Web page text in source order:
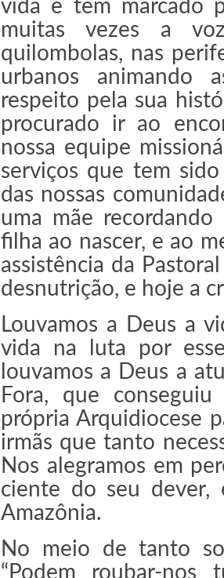
vida e tem marcado
muitas vezes a
quilombolas, nas
urbanos animando
respeito pela sua
procurado ir ao
nossa equipe
serviços que tem
das nossas
uma mãe
filha ao nascer, e ao
assistência da
desnutrição, e hoje a
Louvamos a Deus a
vida na luta por
louvamos a Deus a
Fora, que
própria Arquidiocese
irmãs que tanto
Nos alegramos em
ciente do seu dever,
Amazônia.
No meio de tanto
“Podem roubar-nos